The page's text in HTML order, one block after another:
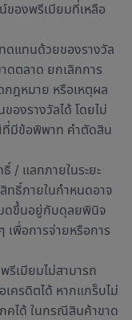
ของพรีเมียมที่เหลือ
ดแทนด้วยของรางวัล
ดตลาด ยกเลิกการ
ฎหมาย หรือเหตุผล
องรางวัลได้ โดยไม่
ที่มีข้อพิพาท คำตัดสิน
/ แลกภายในระยะ
ทธิ์ภายในกำหนดอาจ
ดขึ้นอยู่กับดุลยพินิจ
เพื่อการจ่ายหรือการ
รีเมียมไม่สามารถ
ครดิตได้ หากแกร็บไม่
คได้ ในกรณีสินค้าขาด